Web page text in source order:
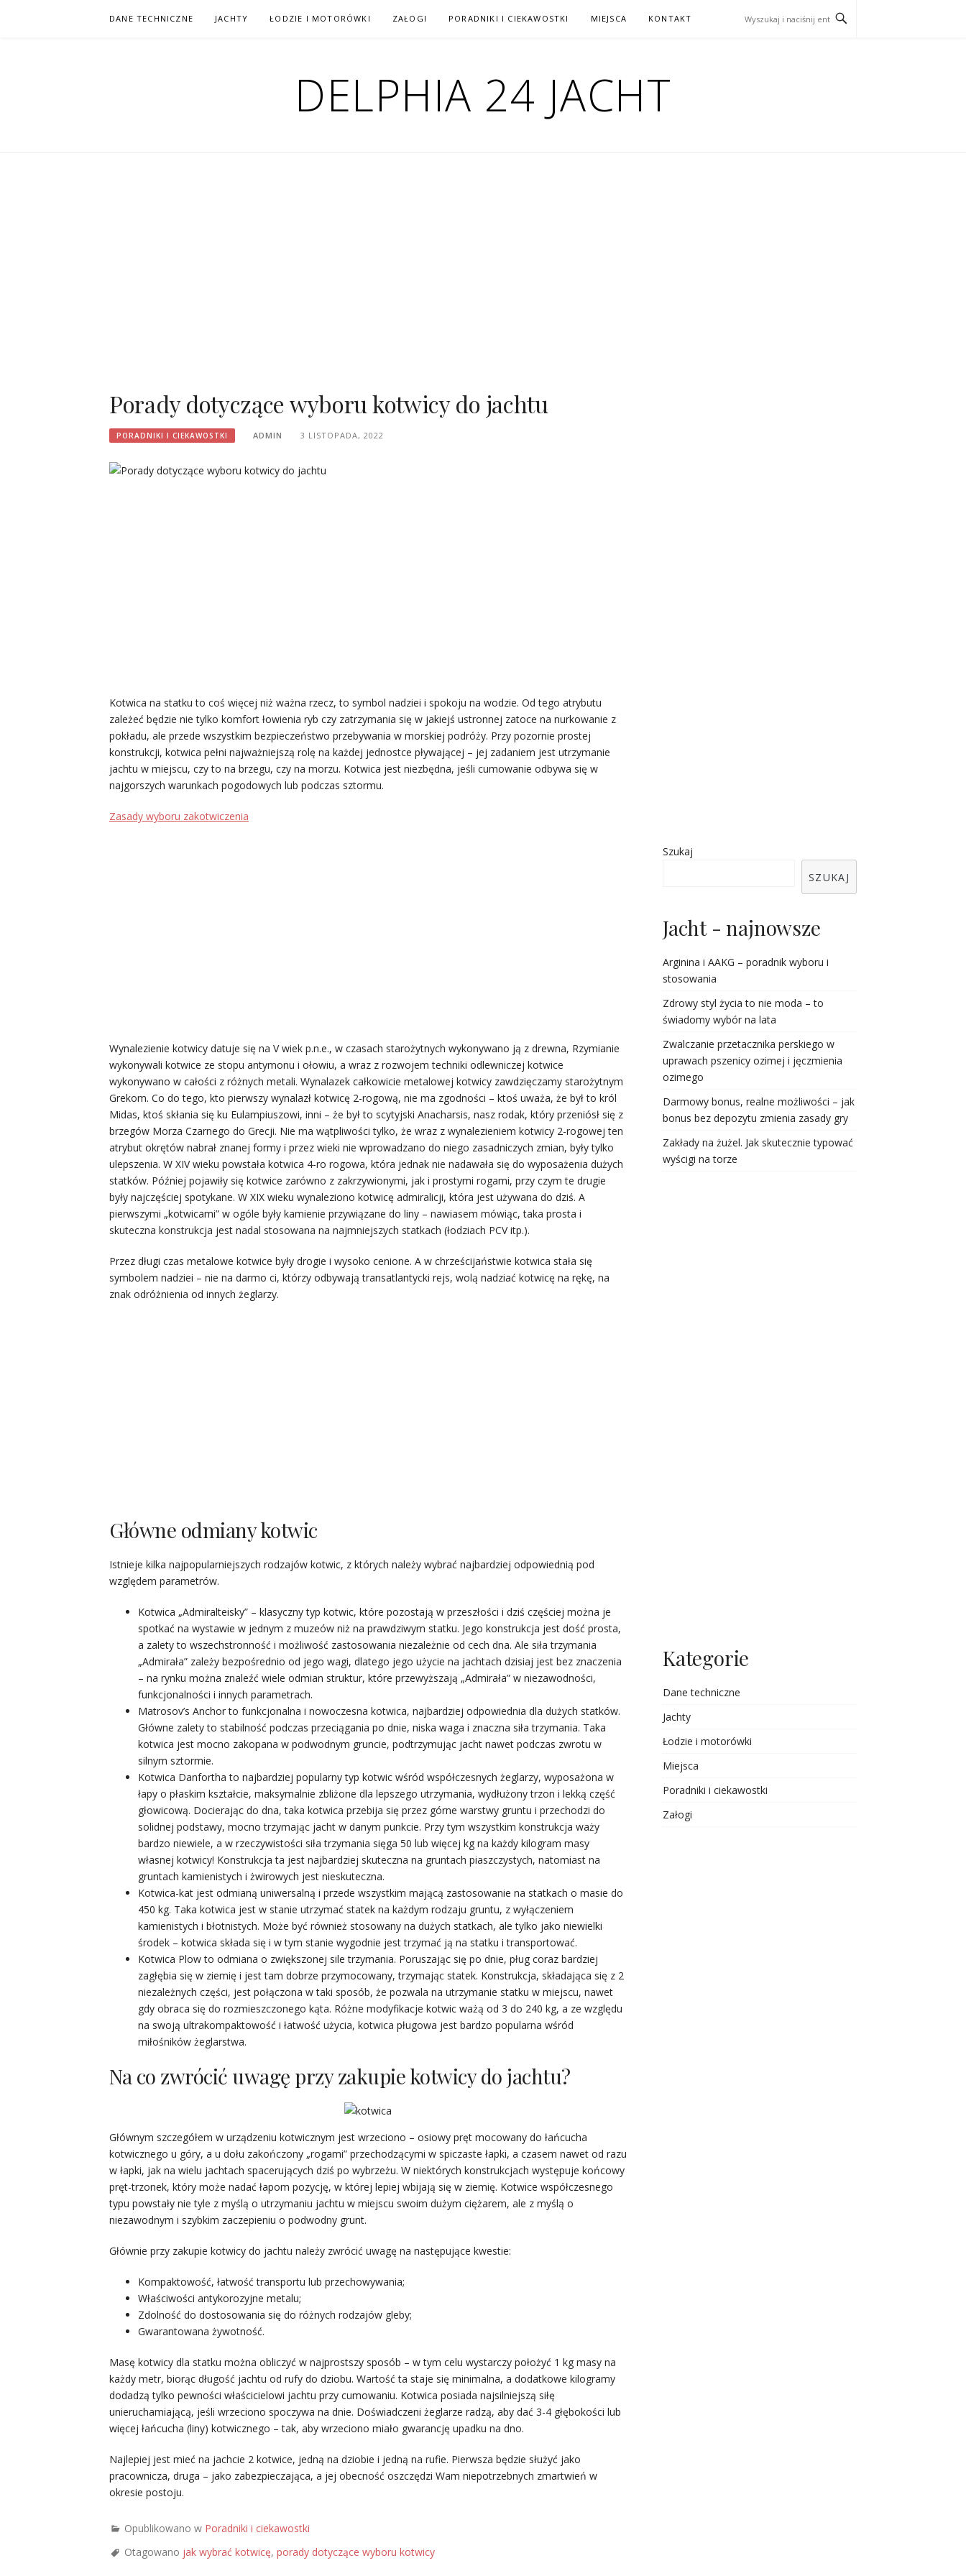
DANE TECHNICZNE JACHTY ŁODZIE I MOTORÓWKI ZAŁOGI PORADNIKI I CIEKAWOSTKI MIEJSCA KONTAKT
DELPHIA 24 JACHT
Porady dotyczące wyboru kotwicy do jachtu
PORADNIKI I CIEKAWOSTKI ADMIN 3 LISTOPADA, 2022
Kotwica na statku to coś więcej niż ważna rzecz, to symbol nadziei i spokoju na wodzie. Od tego atrybutu
zależeć będzie nie tylko komfort łowienia ryb czy zatrzymania się w jakiejś ustronnej zatoce na nurkowanie z
pokładu, ale przede wszystkim bezpieczeństwo przebywania w morskiej podróży. Przy pozornie prostej
konstrukcji, kotwica pełni najważniejszą rolę na każdej jednostce pływającej – jej zadaniem jest utrzymanie
jachtu w miejscu, czy to na brzegu, czy na morzu. Kotwica jest niezbędna, jeśli cumowanie odbywa się w
najgorszych warunkach pogodowych lub podczas sztormu.
Zasady wyboru zakotwiczenia
Wynalezienie kotwicy datuje się na V wiek p.n.e., w czasach starożytnych wykonywano ją z drewna, Rzymianie
wykonywali kotwice ze stopu antymonu i ołowiu, a wraz z rozwojem techniki odlewniczej kotwice
wykonywano w całości z różnych metali. Wynalazek całkowicie metalowej kotwicy zawdzięczamy starożytnym
Grekom. Co do tego, kto pierwszy wynalazł kotwicę 2-rogową, nie ma zgodności – ktoś uważa, że był to król
Midas, ktoś skłania się ku Eulampiuszowi, inni – że był to scytyjski Anacharsis, nasz rodak, który przeniósł się z
brzegów Morza Czarnego do Grecji. Nie ma wątpliwości tylko, że wraz z wynalezieniem kotwicy 2-rogowej ten
atrybut okrętów nabrał znanej formy i przez wieki nie wprowadzano do niego zasadniczych zmian, były tylko
ulepszenia. W XIV wieku powstała kotwica 4-ro rogowa, która jednak nie nadawała się do wyposażenia dużych
statków. Później pojawiły się kotwice zarówno z zakrzywionymi, jak i prostymi rogami, przy czym te drugie
były najczęściej spotykane. W XIX wieku wynaleziono kotwicę admiralicji, która jest używana do dziś. A
pierwszymi „kotwicami” w ogóle były kamienie przywiązane do liny – nawiasem mówiąc, taka prosta i
skuteczna konstrukcja jest nadal stosowana na najmniejszych statkach (łodziach PCV itp.).
Przez długi czas metalowe kotwice były drogie i wysoko cenione. A w chrześcijaństwie kotwica stała się
symbolem nadziei – nie na darmo ci, którzy odbywają transatlantycki rejs, wolą nadziać kotwicę na rękę, na
znak odróżnienia od innych żeglarzy.
Główne odmiany kotwic
Istnieje kilka najpopularniejszych rodzajów kotwic, z których należy wybrać najbardziej odpowiednią pod
względem parametrów.
Kotwica „Admiralteisky” – klasyczny typ kotwic, które pozostają w przeszłości i dziś częściej można je
spotkać na wystawie w jednym z muzeów niż na prawdziwym statku. Jego konstrukcja jest dość prosta,
a zalety to wszechstronność i możliwość zastosowania niezależnie od cech dna. Ale siła trzymania
„Admirała” zależy bezpośrednio od jego wagi, dlatego jego użycie na jachtach dzisiaj jest bez znaczenia
– na rynku można znaleźć wiele odmian struktur, które przewyższają „Admirała” w niezawodności,
funkcjonalności i innych parametrach.
Matrosov’s Anchor to funkcjonalna i nowoczesna kotwica, najbardziej odpowiednia dla dużych statków.
Główne zalety to stabilność podczas przeciągania po dnie, niska waga i znaczna siła trzymania. Taka
kotwica jest mocno zakopana w podwodnym gruncie, podtrzymując jacht nawet podczas zwrotu w
silnym sztormie.
Kotwica Danfortha to najbardziej popularny typ kotwic wśród współczesnych żeglarzy, wyposażona w
łapy o płaskim kształcie, maksymalnie zbliżone dla lepszego utrzymania, wydłużony trzon i lekką część
głowicową. Docierając do dna, taka kotwica przebija się przez górne warstwy gruntu i przechodzi do
solidnej podstawy, mocno trzymając jacht w danym punkcie. Przy tym wszystkim konstrukcja waży
bardzo niewiele, a w rzeczywistości siła trzymania sięga 50 lub więcej kg na każdy kilogram masy
własnej kotwicy! Konstrukcja ta jest najbardziej skuteczna na gruntach piaszczystych, natomiast na
gruntach kamienistych i żwirowych jest nieskuteczna.
Kotwica-kat jest odmianą uniwersalną i przede wszystkim mającą zastosowanie na statkach o masie do
450 kg. Taka kotwica jest w stanie utrzymać statek na każdym rodzaju gruntu, z wyłączeniem
kamienistych i błotnistych. Może być również stosowany na dużych statkach, ale tylko jako niewielki
środek – kotwica składa się i w tym stanie wygodnie jest trzymać ją na statku i transportować.
Kotwica Plow to odmiana o zwiększonej sile trzymania. Poruszając się po dnie, pług coraz bardziej
zagłębia się w ziemię i jest tam dobrze przymocowany, trzymając statek. Konstrukcja, składająca się z 2
niezależnych części, jest połączona w taki sposób, że pozwala na utrzymanie statku w miejscu, nawet
gdy obraca się do rozmieszczonego kąta. Różne modyfikacje kotwic ważą od 3 do 240 kg, a ze względu
na swoją ultrakompaktowość i łatwość użycia, kotwica pługowa jest bardzo popularna wśród
miłośników żeglarstwa.
Na co zwrócić uwagę przy zakupie kotwicy do jachtu?
Głównym szczegółem w urządzeniu kotwicznym jest wrzeciono – osiowy pręt mocowany do łańcucha
kotwicznego u góry, a u dołu zakończony „rogami” przechodzącymi w spiczaste łapki, a czasem nawet od razu
w łapki, jak na wielu jachtach spacerujących dziś po wybrzeżu. W niektórych konstrukcjach występuje końcowy
pręt-trzonek, który może nadać łapom pozycję, w której lepiej wbijają się w ziemię. Kotwice współczesnego
typu powstały nie tyle z myślą o utrzymaniu jachtu w miejscu swoim dużym ciężarem, ale z myślą o
niezawodnym i szybkim zaczepieniu o podwodny grunt.
Głównie przy zakupie kotwicy do jachtu należy zwrócić uwagę na następujące kwestie:
Kompaktowość, łatwość transportu lub przechowywania;
Właściwości antykorozyjne metalu;
Zdolność do dostosowania się do różnych rodzajów gleby;
Gwarantowana żywotność.
Masę kotwicy dla statku można obliczyć w najprostszy sposób – w tym celu wystarczy położyć 1 kg masy na
każdy metr, biorąc długość jachtu od rufy do dziobu. Wartość ta staje się minimalna, a dodatkowe kilogramy
dodadzą tylko pewności właścicielowi jachtu przy cumowaniu. Kotwica posiada najsilniejszą siłę
unieruchamiającą, jeśli wrzeciono spoczywa na dnie. Doświadczeni żeglarze radzą, aby dać 3-4 głębokości lub
więcej łańcucha (liny) kotwicznego – tak, aby wrzeciono miało gwarancję upadku na dno.
Najlepiej jest mieć na jachcie 2 kotwice, jedną na dziobie i jedną na rufie. Pierwsza będzie służyć jako
pracownicza, druga – jako zabezpieczająca, a jej obecność oszczędzi Wam niepotrzebnych zmartwień w
okresie postoju.
Opublikowano w Poradniki i ciekawostki
Otagowano jak wybrać kotwicę, porady dotyczące wyboru kotwicy
Szukaj
SZUKAJ
Jacht - najnowsze
Arginina i AAKG – poradnik wyboru i
stosowania
Zdrowy styl życia to nie moda – to
świadomy wybór na lata
Zwalczanie przetacznika perskiego w
uprawach pszenicy ozimej i jęczmienia
ozimego
Darmowy bonus, realne możliwości – jak
bonus bez depozytu zmienia zasady gry
Zakłady na żużel. Jak skutecznie typować
wyścigi na torze
Kategorie
Dane techniczne
Jachty
Łodzie i motorówki
Miejsca
Poradniki i ciekawostki
Załogi